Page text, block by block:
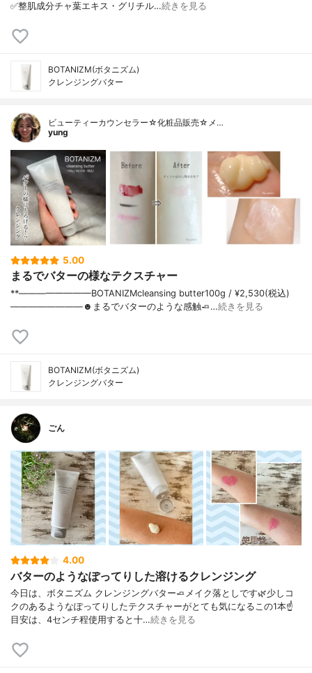
✅整肌成分チャ葉エキス・グリチル…続きを見る
BOTANIZM(ボタニズム)
クレンジングバター
ビューティーカウンセラー☆化粧品販売☆メ…
yung
5.00
まるでバターの様なテクスチャー
**————————⁡BOTANIZM⁡cleansing butter100g / ¥2,530(税込)⁡
————————⁡⁡⁡☻まるでバターのような感触🧈⁡…続きを見る
BOTANIZM(ボタニズム)
クレンジングバター
ごん
4.00
バターのようなぽってりした溶けるクレンジング
今日は、ボタニズム クレンジングバター🧈メイク落としです🌿少しコ
クのあるようなぽってりしたテクスチャーがとても気になるこの1本☝️
目安は、4センチ程使用すると十…続きを見る